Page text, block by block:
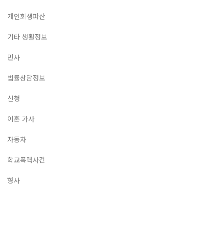
개인회생파산
기타 생활정보
민사
법률상담정보
신청
이혼 가사
자동차
학교폭력사건
형사